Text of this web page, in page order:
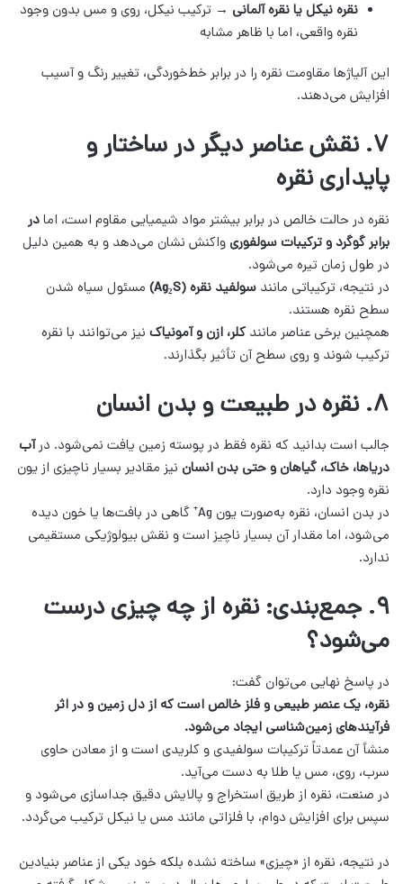
نقره نیکل یا نقره آلمانی → ترکیب نیکل، روی و مس بدون وجود
نقره واقعی، اما با ظاهر مشابه
این آلیاژها مقاومت نقره را در برابر خط‌خوردگی، تغییر رنگ و آسیب
افزایش می‌دهند.
۷. نقش عناصر دیگر در ساختار و
پایداری نقره
نقره در حالت خالص در برابر بیشتر مواد شیمیایی مقاوم است، امادر
برابر گوگرد و ترکیبات سولفوری واکنش نشان می‌دهد و به همین دلیل
در طول زمان تیره می‌شود.
در نتیجه، ترکیباتی مانند سولفید نقره (Ag₂S)
مسئول سیاه شدن
سطح نقره هستند.
همچنین برخی عناصر مانند کلر، ازن و آمونیاک نیز می‌توانند با نقره
ترکیب شوند و روی سطح آن تأثیر بگذارند.
۸. نقره در طبیعت و بدن انسان
جالب است بدانید که نقره فقط در پوسته زمین یافت نمی‌شود. درآب
دریاها، خاک، گیاهان و حتی بدن انسان نیز مقادیر بسیار ناچیزی از یون
نقره وجود دارد.
در بدن انسان، نقره به‌صورت یون Ag⁺ گاهی در بافت‌ها یا خون دیده
می‌شود، اما مقدار آن بسیار ناچیز است و نقش بیولوژیکی مستقیمی
ندارد.
۹. جمع‌بندی: نقره از چه چیزی درست
می‌شود؟
در پاسخ نهایی می‌توان گفت:
نقره، یک عنصر طبیعی و فلز خالص است که از دل زمین و در اثر
فرآیندهای زمین‌شناسی ایجاد می‌شود.
منشأ آن عمدتاً ترکیبات سولفیدی و کلریدی است و از معادن حاوی
سرب، روی، مس یا طلا به دست می‌آید.
در صنعت، نقره از طریق استخراج و پالایش دقیق جداسازی می‌شود و
سپس برای افزایش دوام، با فلزاتی مانند مس یا نیکل ترکیب می‌گردد.
در نتیجه، نقره از «چیزی» ساخته نشده بلکه خود یکی از عناصر بنیادین